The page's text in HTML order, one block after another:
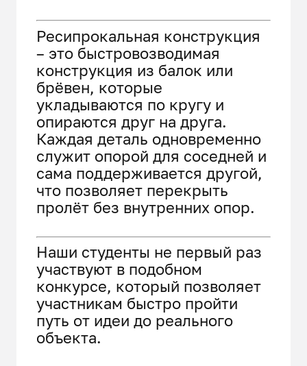
Ресипрокальная конструкция
– это быстровозводимая
конструкция из балок или
брёвен, которые
укладываются по кругу и
опираются друг на друга.
Каждая деталь одновременно
служит опорой для соседней и
сама поддерживается другой,
что позволяет перекрыть
пролёт без внутренних опор.
Наши студенты не первый раз
участвуют в подобном
конкурсе, который позволяет
участникам быстро пройти
путь от идеи до реального
объекта.